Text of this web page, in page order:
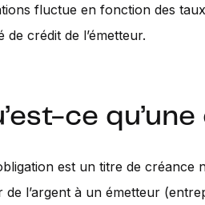
fluctue en fonction des
de crédit de l’émetteur.
ce
est un titre de créance
de l’argent à un émetteur